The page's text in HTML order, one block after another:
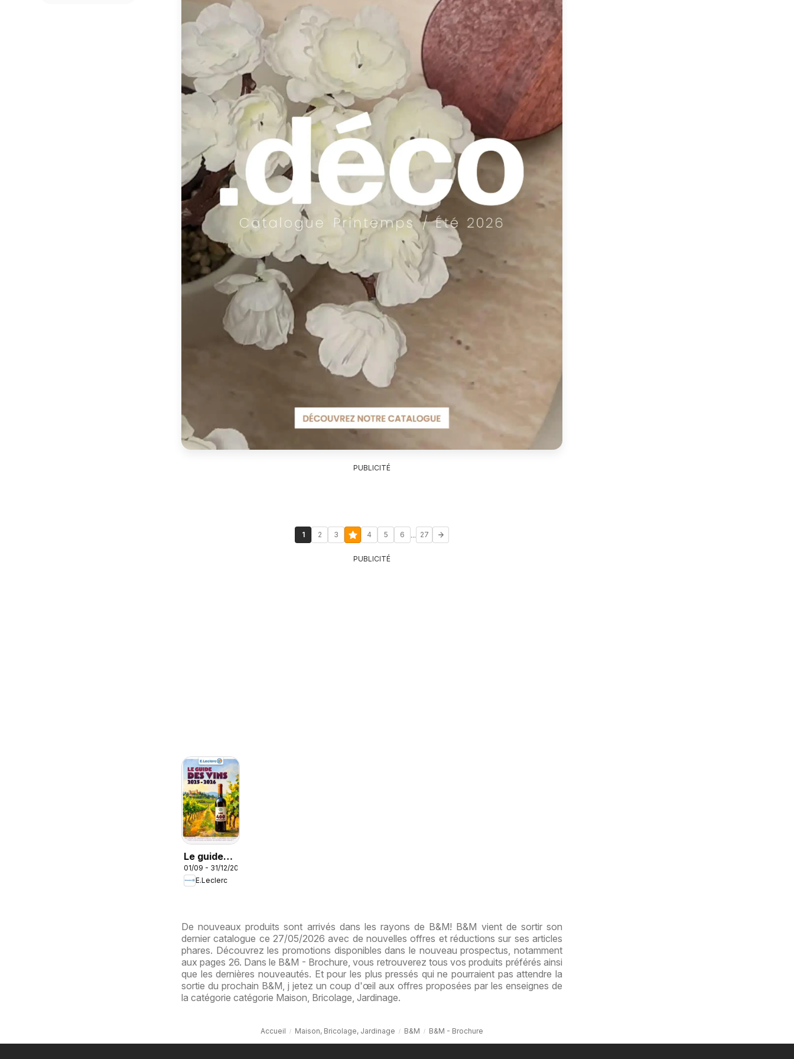
PUBLICITÉ
1 2 3 4 5 6 ... 27
PUBLICITÉ
Le guide
des vins
01/09 - 31/12/2026
E.Leclerc
De nouveaux produits sont arrivés dans les rayons de B&M! B&M vient de sortir son
dernier catalogue ce 27/05/2026 avec de nouvelles offres et réductions sur ses articles
phares. Découvrez les promotions disponibles dans le nouveau prospectus, notamment
aux pages 26. Dans le B&M - Brochure, vous retrouverez tous vos produits préférés ainsi
que les dernières nouveautés. Et pour les plus pressés qui ne pourraient pas attendre la
sortie du prochain B&M, j jetez un coup d'œil aux offres proposées par les enseignes de
la catégorie catégorie Maison, Bricolage, Jardinage.
Accueil Maison, Bricolage, Jardinage B&M B&M - Brochure